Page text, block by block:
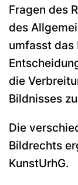
Fragen des
des
umfasst das
die
Bildnisses
Die
Bildrechts
KunstUrhG.